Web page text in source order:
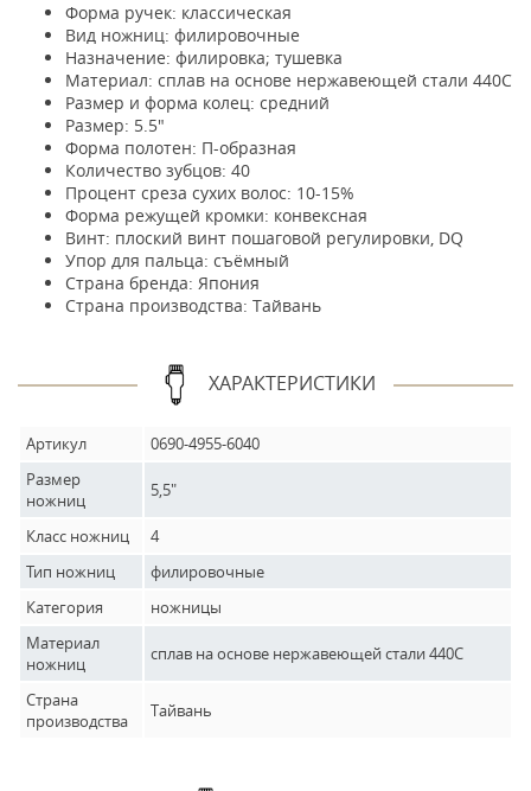
Форма ручек: классическая
Вид ножниц: филировочные
Назначение: филировка; тушевка
Материал: сплав на основе нержавеющей стали 440C
Размер и форма колец: средний
Размер: 5.5"
Форма полотен: П-образная
Количество зубцов: 40
Процент среза сухих волос: 10-15%
Форма режущей кромки: конвексная
Винт: плоский винт пошаговой регулировки, DQ
Упор для пальца: съёмный
Страна бренда: Япония
Страна производства: Тайвань
ХАРАКТЕРИСТИКИ
Артикул
0690-4955-6040
Размер
ножниц
5,5"
Класс ножниц
4
Тип ножниц
филировочные
Категория
ножницы
Материал
ножниц
сплав на основе нержавеющей стали 440C
Страна
производства
Тайвань